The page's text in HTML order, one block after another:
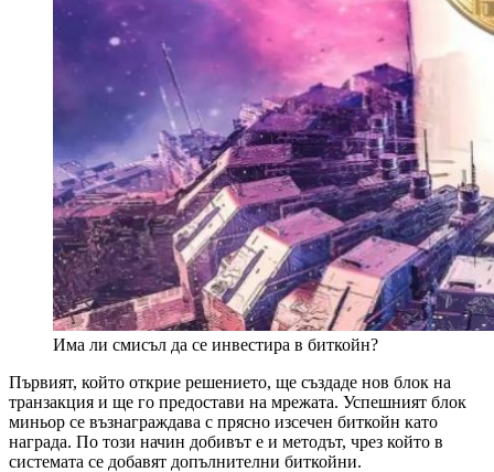
Има ли смисъл да се инвестира в биткойн?
Първият, който открие решението, ще създаде нов блок на
транзакция и ще го предостави на мрежата. Успешният блок
миньор се възнаграждава с прясно изсечен биткойн като
награда. По този начин добивът е и методът, чрез който в
системата се добавят допълнителни биткойни.